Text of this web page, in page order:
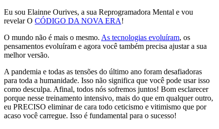
Eu sou Elainne Ourives, a sua Reprogramadora Mental e vou
revelar O CÓDIGO DA NOVA ERA!
O mundo não é mais o mesmo. As tecnologias evoluíram, os
pensamentos evoluíram e agora você também precisa ajustar a sua
melhor versão.
A pandemia e todas as tensões do último ano foram desafiadoras
para toda a humanidade. Isso não significa que você pode usar isso
como desculpa. Afinal, todos nós sofremos juntos! Bom esclarecer
porque nesse treinamento intensivo, mais do que em qualquer outro,
eu PRECISO eliminar de cara todo ceticismo e vitimismo que por
acaso você carregue. Isso é fundamental para o sucesso!